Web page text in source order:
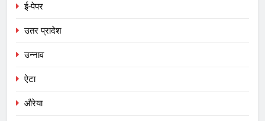
ई-पेपर
उतर प्रादेश
उन्नाव
ऐटा
औरेया